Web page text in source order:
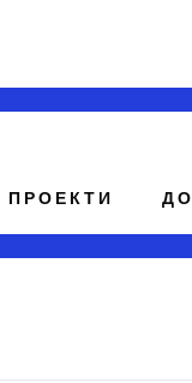
ПРОЕКТИ